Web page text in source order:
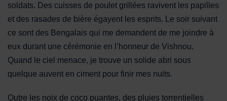
soldats. Des cuisses de poulet grillées ravivent les papilles
et des rasades de bière égayent les esprits. Le soir suivant
ce sont des Bengalais qui me demandent de me joindre à
eux durant une cérémonie en l’honneur de Vishnou.
Quand le ciel menace, je trouve un solide abri sous
quelque auvent en ciment pour finir mes nuits.
Outre les noix de coco puantes, des pluies torrentielles